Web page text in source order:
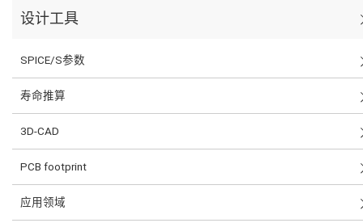
设计工具
SPICE/S参数
寿命推算
3D-CAD
PCB footprint
应用领域